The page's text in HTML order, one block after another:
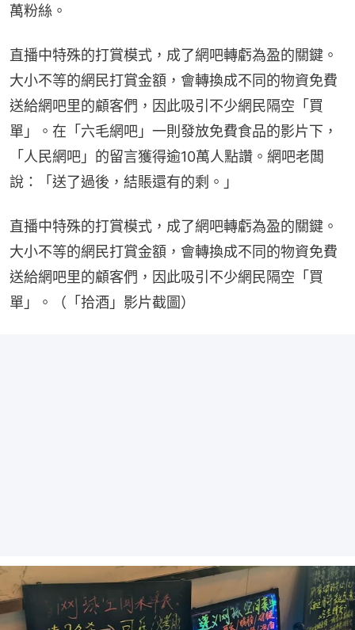
萬粉絲。
直播中特殊的打賞模式，成了網吧轉虧為盈的關鍵。
大小不等的網民打賞金額，會轉換成不同的物資免費
送給網吧里的顧客們，因此吸引不少網民隔空「買
單」。在「六毛網吧」一則發放免費食品的影片下，
「人民網吧」的留言獲得逾10萬人點讚。網吧老闆
說：「送了過後，結賬還有的剩。」
直播中特殊的打賞模式，成了網吧轉虧為盈的關鍵。
大小不等的網民打賞金額，會轉換成不同的物資免費
送給網吧里的顧客們，因此吸引不少網民隔空「買
單」。（「拾酒」影片截圖）